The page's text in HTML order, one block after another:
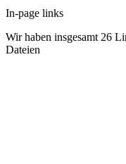
In-page links
Wir haben insgesamt 26
Dateien